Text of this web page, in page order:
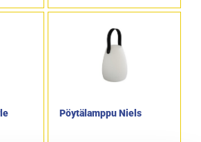
Kaukosäädin
Pöytälamppu Niels